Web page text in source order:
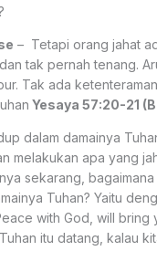
– Tetapi orang jahat
tak pernah tenang.
Tak ada
Yesaya 57:20-21
dalam damainya
melakukan apa yang
sekarang, bagaimana
Tuhan? Yaitu
with God, will bring
itu datang, kalau